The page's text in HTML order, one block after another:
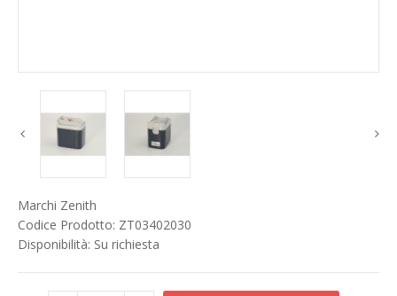
Marchi Zenith
Codice Prodotto: ZT03402030
Disponibilità: Su richiesta